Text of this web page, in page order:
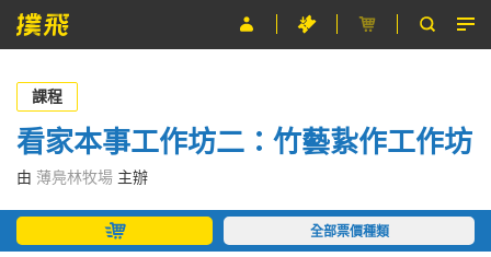
節目
主辦單位
關於撲飛
條款及細則
課程
看家本事工作坊二：竹藝紥作工作坊
由 薄鳧林牧場 主辦
全部票價種類